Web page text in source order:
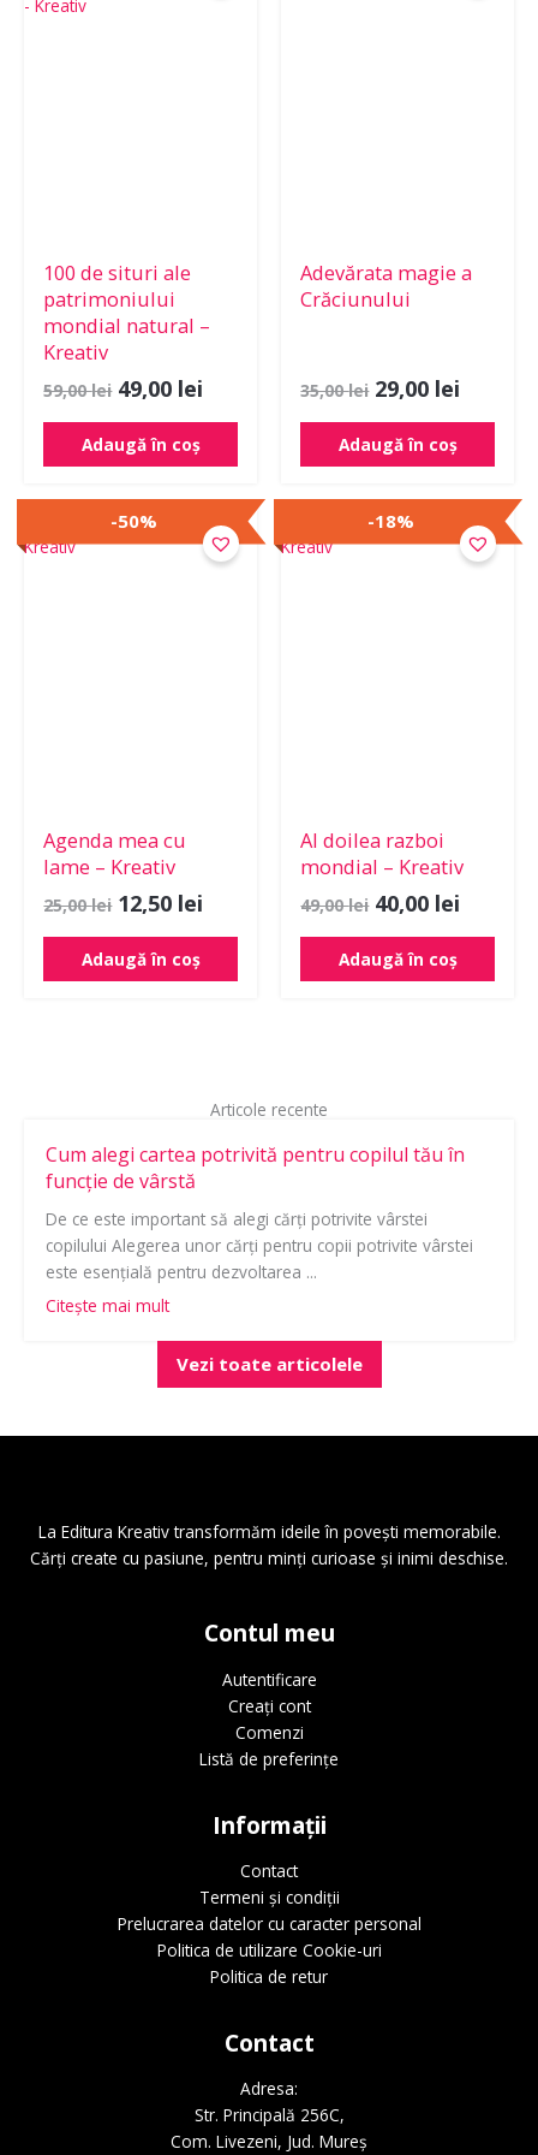
100 de situri ale
patrimoniului
mondial natural –
Kreativ
59,00lei 49,00 lei
este:
Adaugă în coș
Adevărata magie a
Crăciunului
35,00lei 29,00 lei
este:
Adaugă în coș
-50%
Agenda mea cu
lame – Kreativ
25,00lei
Prețul
inițial
12,50 lei
Prețul
curent
este:
Adaugă în coș
-18%
Al doilea razboi
mondial – Kreativ
49,00lei
Prețul
inițial
40,00 lei
Prețul
curent
este:
Adaugă în coș
Articole recente
Cum alegi cartea potrivită pentru copilul tău în
funcție de vârstă
De ce este important să alegi cărți potrivite vârstei
copilului Alegerea unor cărți pentru copii potrivite vârstei
este esențială pentru dezvoltarea ...
Citește mai mult
Vezi toate articolele
La Editura Kreativtransformăm ideile în povești memorabile.
Cărți create cu pasiune, pentru minți curioase și inimi deschise.
Contul meu
Autentificare
Creați cont
Comenzi
Listă de preferințe
Informații
Contact
Termeni și condiții
Prelucrarea datelor cu caracter personal
Politica de utilizare Cookie-uri
Politica de retur
Contact
Adresa:
Str. Principală 256C,
Com. Livezeni, Jud. Mureș